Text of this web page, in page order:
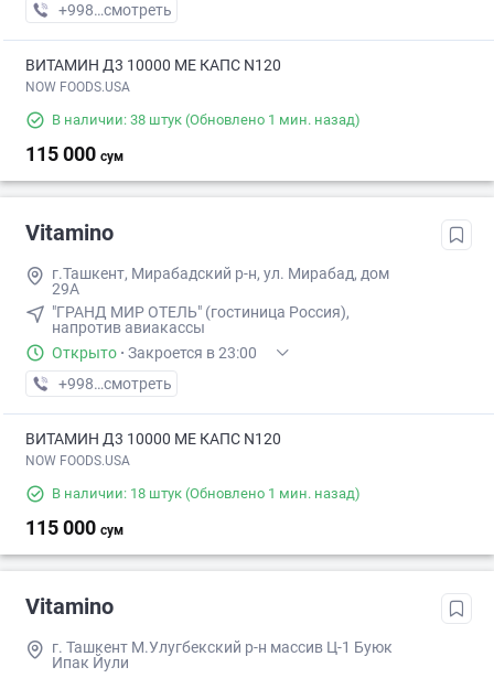
+998 (95) XXX-XX-XX
смотреть
ВИТАМИН Д3 10000 МЕ КАПС N120
NOW FOODS.USA
В наличии: 38 штук (Обновлено 1 мин. назад)
115 000 сум
Vitamino
г.Ташкент, Мирабадский р-н, ул. Мирабад, дом
29А
"ГРАНД МИР ОТЕЛЬ" (гостиница Россия),
напротив авиакассы
Открыто · Закроется в 23:00
+998 (95) XXX-XX-XX
смотреть
ВИТАМИН Д3 10000 МЕ КАПС N120
NOW FOODS.USA
В наличии: 18 штук (Обновлено 1 мин. назад)
115 000 сум
Vitamino
г. Ташкент М.Улугбекский р-н массив Ц-1 Буюк
Ипак Йули